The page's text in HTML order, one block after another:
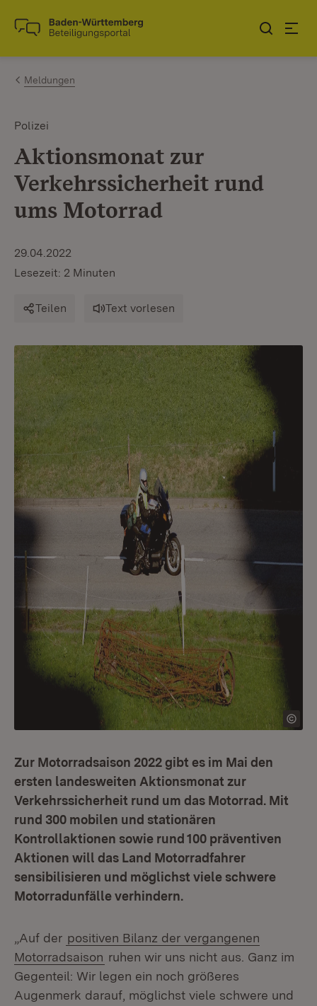
Zum Inhalt springen
Link zur Startseite
Meldungen
Polizei
Aktionsmonat zur
Verkehrssicherheit rund
ums Motorrad
29.04.2022
Lesezeit: 2 Minuten
Teilen Text vorlesen
Zur Motorradsaison 2022 gibt es im Mai den
ersten landesweiten Aktionsmonat zur
Verkehrssicherheit rund um das Motorrad. Mit
rund 300 mobilen und stationären
Kontrollaktionen sowie rund 100 präventiven
Aktionen will das Land Motorradfahrer
sensibilisieren und möglichst viele schwere
Motorradunfälle verhindern.
„Auf der positiven Bilanz der vergangenen
Motorradsaison ruhen wir uns nicht aus. Ganz im
Gegenteil: Wir legen ein noch größeres
Augenmerk darauf, möglichst viele schwere und